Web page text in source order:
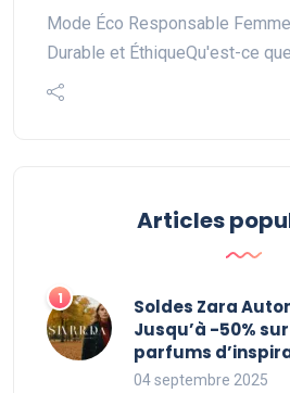
Mode Éco Responsable
Durable et ÉthiqueQu'est-ce
Articles
Soldes Zara
Jusqu’à -50%
parfums
04 septembre 2025